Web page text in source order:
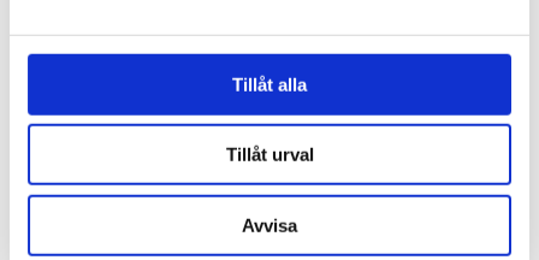
Tillåt alla
Tillåt urval
Avvisa
18-åring hade med sig
bibel när han sökte vård
för ångest – ”blev hånad”